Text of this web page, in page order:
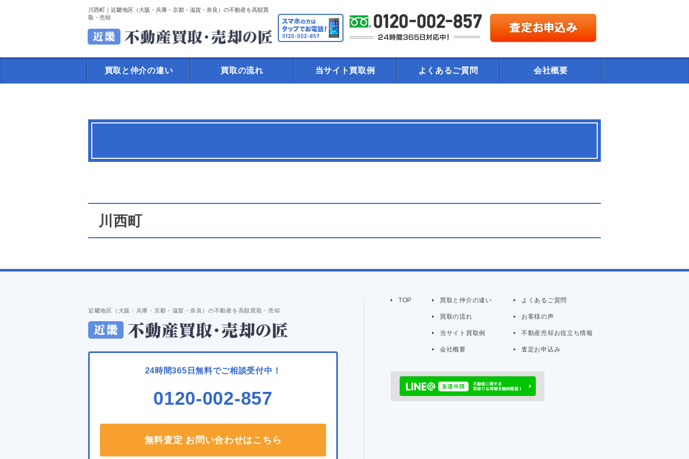
川西町｜近畿地区（大阪・兵庫・京都・滋賀・奈良）の不動産を高額買
取・売却
買取と仲介の違い 買取の流れ 当サイト買取例 よくあるご質問 会社概要
川西町
近畿地区（大阪・兵庫・京都・滋賀・奈良）の不動産を高額買取・売却
24時間365日無料でご相談受付中！
0120-002-857
無料査定 お問い合わせはこちら
TOP 買取と仲介の違い
買取の流れ
当サイト買取例
会社概要
よくあるご質問
お客様の声
不動産売却お役立ち情報
査定お申込み